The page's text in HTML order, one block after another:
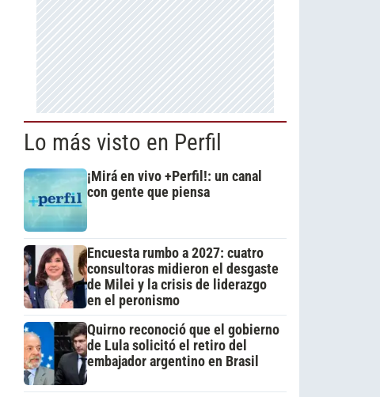
Lo más visto en Perfil
¡Mirá en vivo +Perfil!: un canal
con gente que piensa
Encuesta rumbo a 2027: cuatro
consultoras midieron el desgaste
de Milei y la crisis de liderazgo
en el peronismo
Quirno reconoció que el gobierno
de Lula solicitó el retiro del
embajador argentino en Brasil